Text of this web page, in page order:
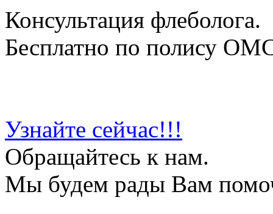
Консультация флеболога.
Бесплатно по полису
Узнайте сейчас!!!
Обращайтесь к нам.
Мы будем рады Вам